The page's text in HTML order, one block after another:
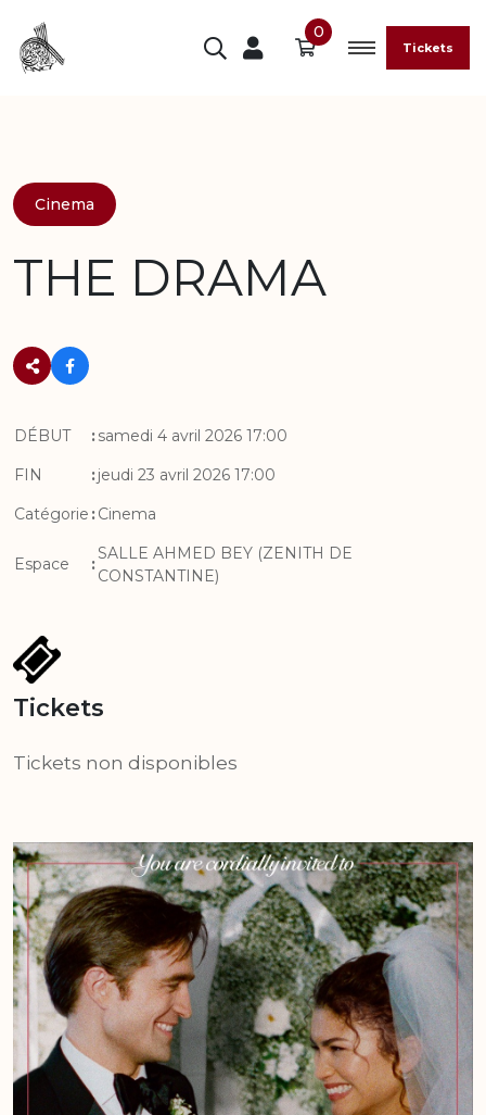
0
Tickets
Cinema
THE DRAMA
DÉBUT :samedi 4 avril 2026 17:00
FIN
:jeudi 23 avril 2026 17:00
Catégorie :Cinema
Espace :
SALLE AHMED BEY (ZENITH DE
CONSTANTINE)
Tickets
Tickets non disponibles